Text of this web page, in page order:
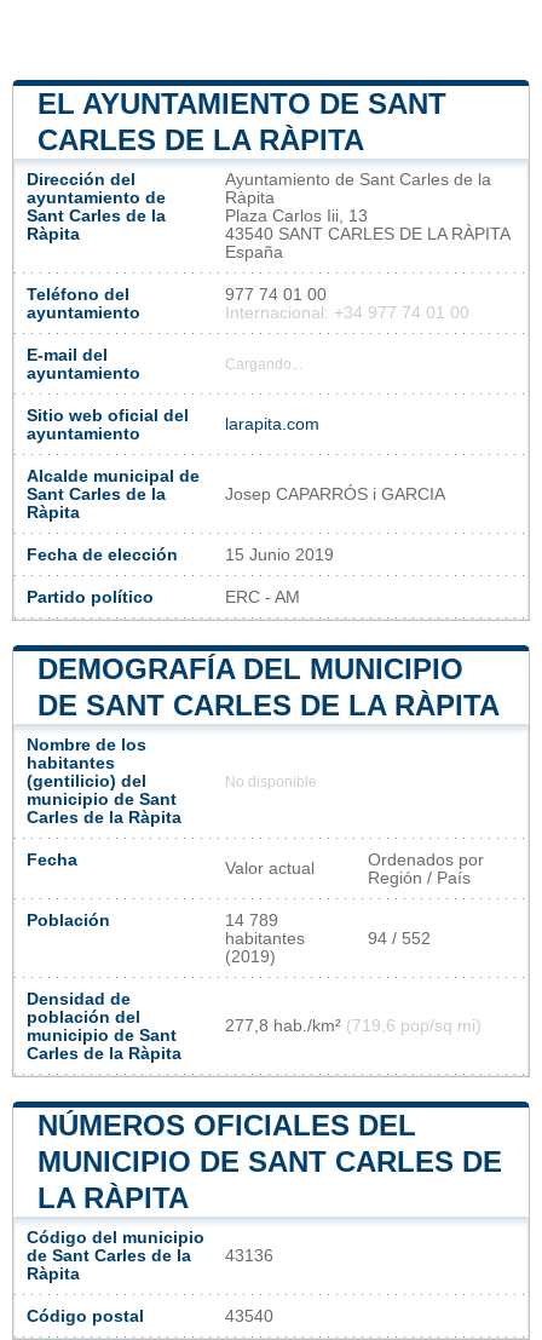
EL AYUNTAMIENTO DE SANT
CARLES DE LA RÀPITA
Dirección del
ayuntamiento de
Sant Carles de la
Ràpita
Ayuntamiento de Sant Carles de la
Ràpita
Plaza Carlos Iii, 13
43540 SANT CARLES DE LA RÀPITA
España
Teléfono del
ayuntamiento
977 74 01 00
Internacional: +34 977 74 01 00
E-mail del
ayuntamiento
Cargando...
Sitio web oficial del
ayuntamiento
larapita.com
Alcalde municipal de
Sant Carles de la
Ràpita
Josep CAPARRÓS i GARCIA
Fecha de elección 15 Junio 2019
Partido político ERC - AM
DEMOGRAFÍA DEL MUNICIPIO
DE SANT CARLES DE LA RÀPITA
Nombre de los
habitantes
(gentilicio) del
municipio de Sant
Carles de la Ràpita
No disponible
Fecha Valor actual
Ordenados por
Región / País
Población
14 789
habitantes
(2019)
94 / 552
Densidad de
población del
municipio de Sant
Carles de la Ràpita
277,8 hab./km² (719,6 pop/sq mi)
NÚMEROS OFICIALES DEL
MUNICIPIO DE SANT CARLES DE
LA RÀPITA
Código del municipio
de Sant Carles de la
Ràpita
43136
Código postal 43540